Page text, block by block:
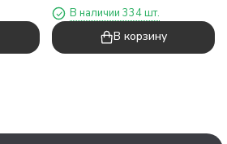
В наличии 334 шт.
В корзину